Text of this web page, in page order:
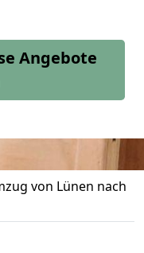
Angebote
von Lünen nach